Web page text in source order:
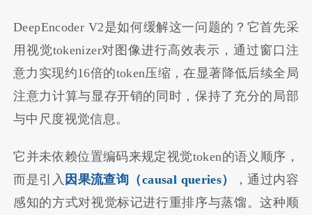
DeepEncoder V2是如何缓解这一问题的？它首先采
用视觉tokenizer对图像进行高效表示，通过窗口注
意力实现约16倍的token压缩，在显著降低后续全局
注意力计算与显存开销的同时，保持了充分的局部
与中尺度视觉信息。
它并未依赖位置编码来规定视觉token的语义顺序，
而是引入 因果流查询（causal queries）
，通过内容
感知的方式对视觉标记进行重排序与蒸馏。这种顺